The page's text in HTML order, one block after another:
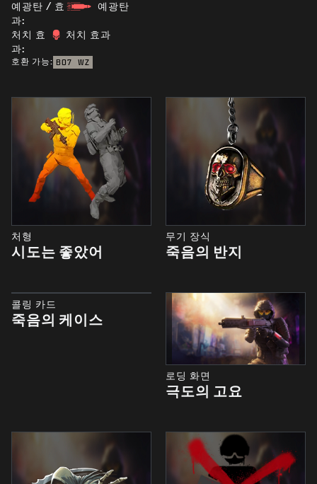
예광탄 / 효
과:
예광탄
처치 효
과:
처치 효과
호환 가능: BO7 WZ
처형
시도는 좋았어
무기 장식
죽음의 반지
콜링 카드
죽음의 케이스
로딩 화면
극도의 고요